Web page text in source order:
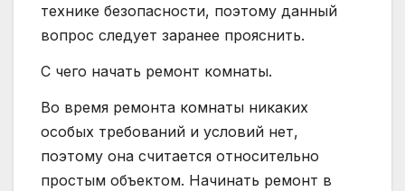
технике безопасности, поэтому данный
вопрос следует заранее прояснить.
С чего начать ремонт комнаты.
Во время ремонта комнаты никаких
особых требований и условий нет,
поэтому она считается относительно
простым объектом. Начинать ремонт в